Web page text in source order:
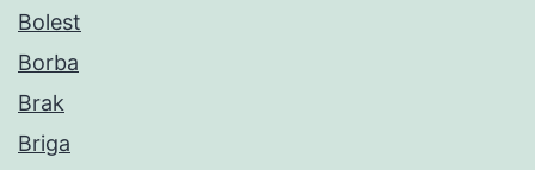
Bolest
Borba
Brak
Briga